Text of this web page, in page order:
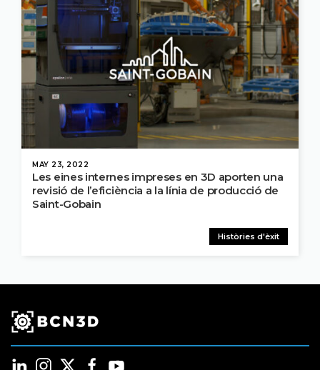
MAY 23, 2022
Històries d'èxit
Les eines internes impreses en 3D aporten una
revisió de l’eficiència a la línia de producció de
Saint-Gobain